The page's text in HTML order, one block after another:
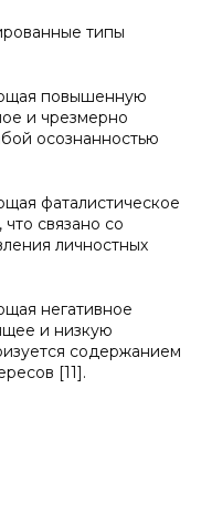
типы
повышенную
и чрезмерно
осознанностью
фаталистическое
связано со
личностных
негативное
и низкую
содержанием
[11].